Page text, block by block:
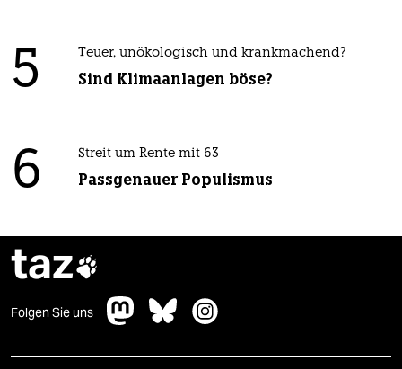
5 Teuer, unökologisch und krankmachend?
Sind Klimaanlagen böse?
6 Streit um Rente mit 63
Passgenauer Populismus
taz
Folgen Sie uns